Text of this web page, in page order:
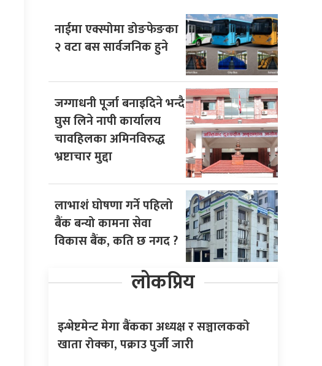
नाईमा एक्स्पोमा डोङफेङका
२ वटा बस सार्वजनिक हुने
जग्गाधनी पूर्जा बनाइदिने भन्दै
घुस लिने नापी कार्यालय
चावहिलका अमिनविरुद्ध
भ्रष्टाचार मुद्दा
लाभाशं घोषणा गर्ने पहिलो
बैंक बन्यो कामना सेवा
विकास बैंक, कति छ नगद ?
लोकप्रिय
इन्भेष्टमेन्ट मेगा बैंकका अध्यक्ष र सञ्चालकको
खाता रोक्का, पक्राउ पुर्जी जारी